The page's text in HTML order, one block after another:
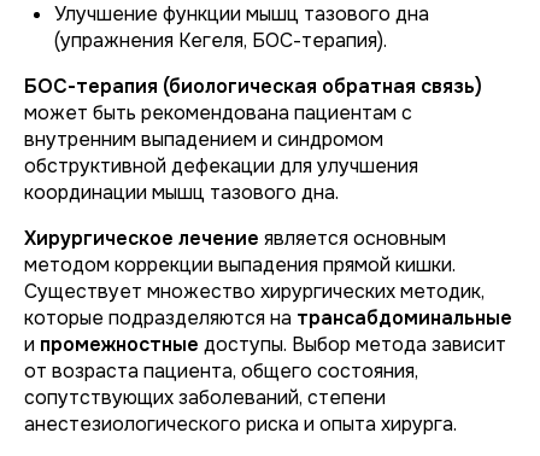
Улучшение функции мышц тазового дна
(упражнения Кегеля, БОС-терапия).
БОС-терапия (биологическая обратная связь)
может быть рекомендована пациентам с
внутренним выпадением и синдромом
обструктивной дефекации для улучшения
координации мышц тазового дна.
Хирургическое лечение является основным
методом коррекции выпадения прямой кишки.
Существует множество хирургических методик,
которые подразделяются на трансабдоминальные
и промежностные доступы. Выбор метода зависит
от возраста пациента, общего состояния,
сопутствующих заболеваний, степени
анестезиологического риска и опыта хирурга.